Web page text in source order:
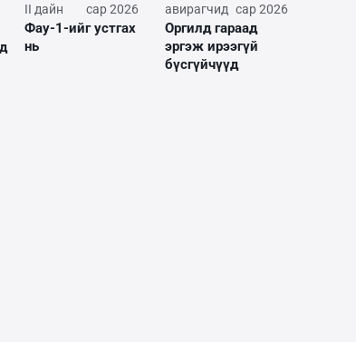
гар
II дайн
сар 2026
Фау-1-ийг устгах
нь
авирагчид сар 2026
Оргилд гараад
эргэж ирээгүй
бүсгүйчүүд